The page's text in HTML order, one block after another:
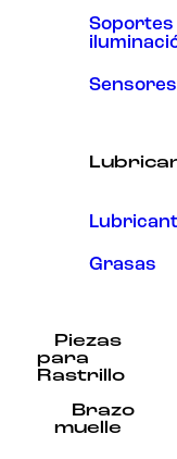
Soportes
Sensores
Grasas
Piezas
para
Rastrillo
Brazo
muelle